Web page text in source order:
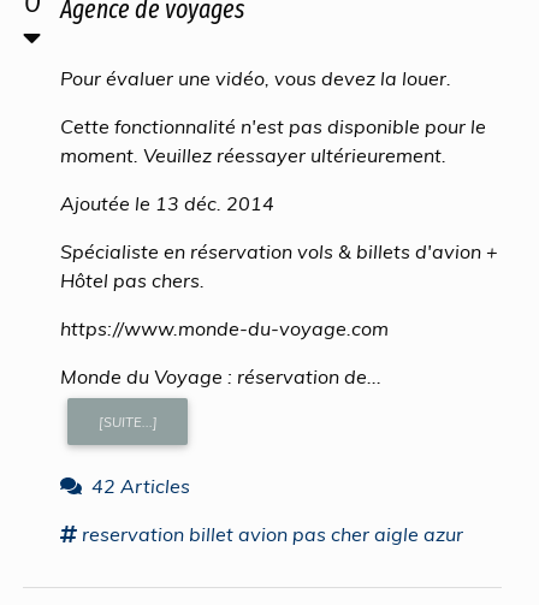
Agence de voyages
Pour évaluer une vidéo, vous devez la louer.
Cette fonctionnalité n'est pas disponible pour le
moment. Veuillez réessayer ultérieurement.
Ajoutée le 13 déc. 2014
Spécialiste en réservation vols & billets d'avion +
Hôtel pas chers.
https://www.monde-du-voyage.com
Monde du Voyage : réservation de...
[SUITE...]
42 Articles
reservation billet avion pas cher aigle azur